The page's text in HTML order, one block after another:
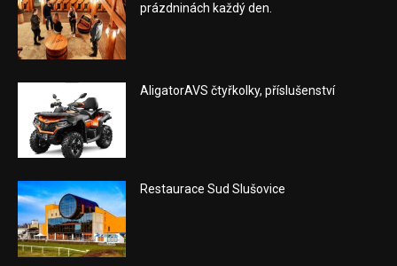
prázdninách každý den.
AligatorAVS čtyřkolky, příslušenství
Restaurace Sud Slušovice